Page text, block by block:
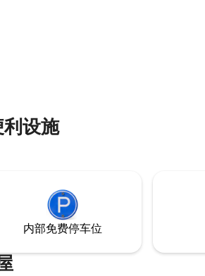
设施
内部免费停车位